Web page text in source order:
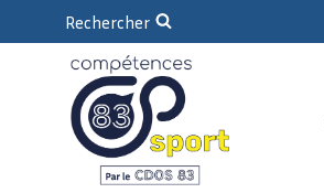
Rechercher